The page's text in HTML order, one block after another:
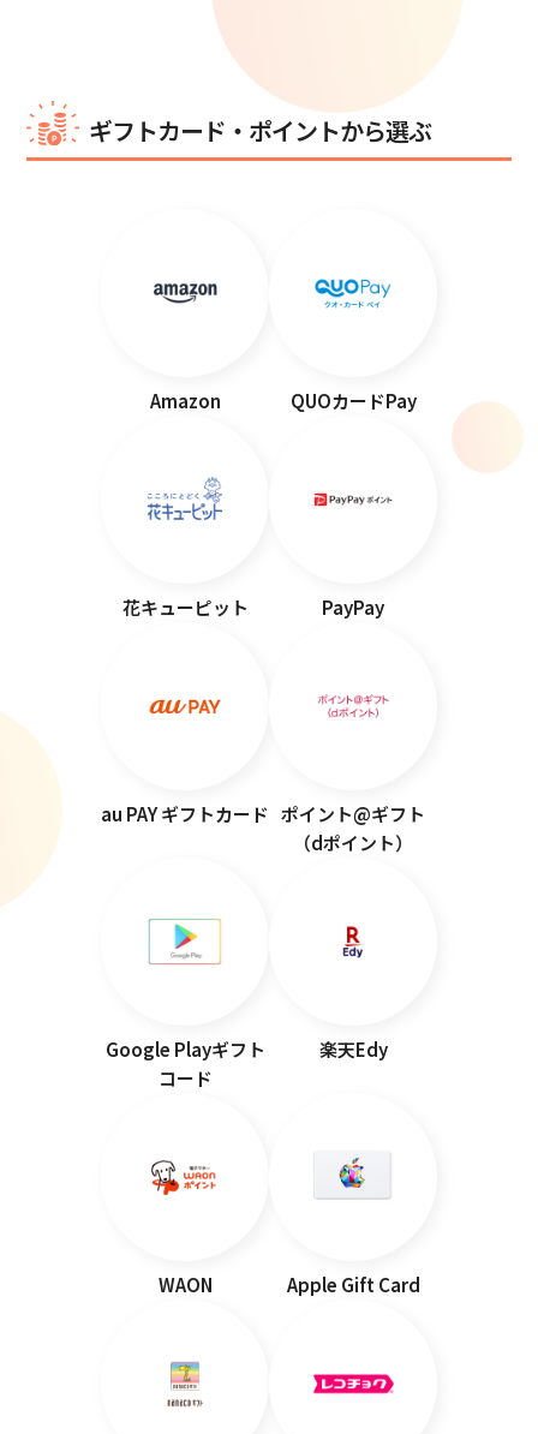
ギフトカード・ポイントから選ぶ
Amazon QUOカードPay
花キューピット PayPay
au PAY ギフトカード ポイント@ギフト
（dポイント）
Google Playギフト
コード
楽天Edy
WAON Apple Gift Card